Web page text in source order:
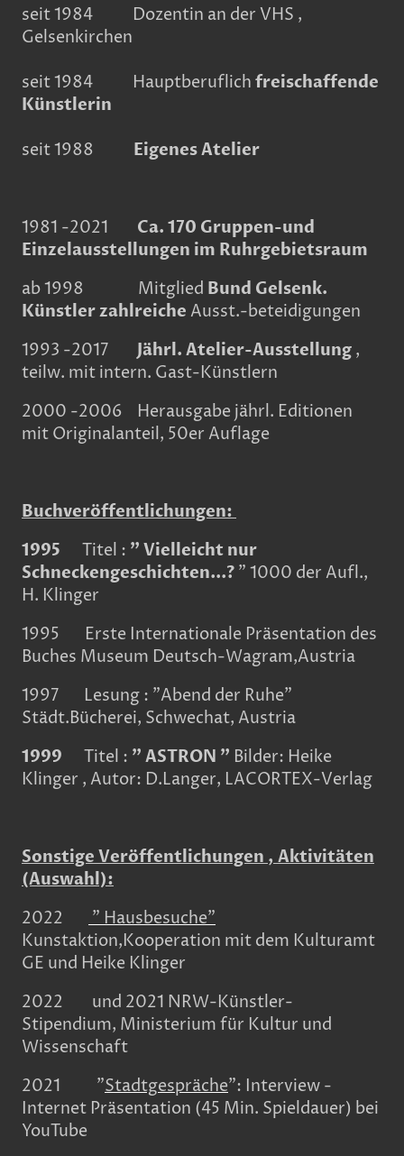
seit 1984 Dozentin an der VHS ,
Gelsenkirchen
seit 1984 Hauptberuflich freischaffende
Künstlerin
seit 1988 Eigenes Atelier
1981 -2021 Ca. 170 Gruppen-und
Einzelausstellungen im Ruhrgebietsraum
ab 1998
Mitglied Bund Gelsenk.
Künstler zahlreiche Ausst.-beteidigungen
1993 -2017 Jährl. Atelier-Ausstellung ,
teilw. mit intern. Gast-Künstlern
2000 -2006 Herausgabe jährl. Editionen
mit Originalanteil, 50er Auflage
Buchveröffentlichungen:
1995 Titel : " Vielleicht nur
Schneckengeschichten...? " 1000 der Aufl.,
H. Klinger
1995 Erste Internationale Präsentation des
Buches Museum Deutsch-Wagram,Austria
1997 Lesung : "Abend der Ruhe"
Städt.Bücherei, Schwechat, Austria
1999 Titel : " ASTRON " Bilder: Heike
Klinger , Autor: D.Langer, LACORTEX-Verlag
Sonstige Veröffentlichungen , Aktivitäten
(Auswahl):
2022 " Hausbesuche"
Kunstaktion,Kooperation mit dem Kulturamt
GE und Heike Klinger
2022 und 2021 NRW-Künstler-
Stipendium, Ministerium für Kultur und
Wissenschaft
2021 "Stadtgespräche": Interview -
Internet Präsentation (45 Min. Spieldauer) bei
YouTube